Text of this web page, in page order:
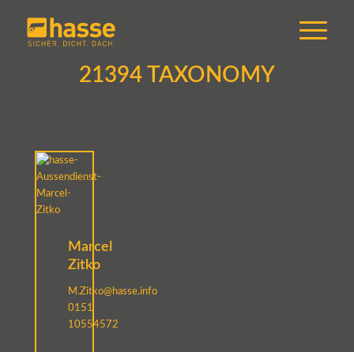
21394 TAXONOMY
Marcel
Zitko
M.Zitko@hasse.info
0151
10554572